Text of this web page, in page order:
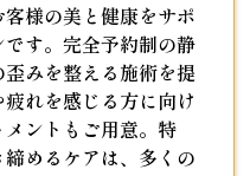
様の美と健康をサポ
す。完全予約制の静
みを整える施術を提
れを感じる方に向け
ントもご用意。特
めるケアは、多くの